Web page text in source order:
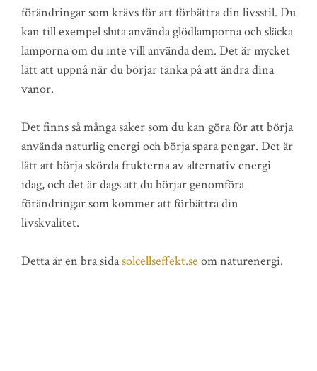
förändringar som krävs för att förbättra din livsstil. Du
kan till exempel sluta använda glödlamporna och släcka
lamporna om du inte vill använda dem. Det är mycket
lätt att uppnå när du börjar tänka på att ändra dina
vanor.
Det finns så många saker som du kan göra för att börja
använda naturlig energi och börja spara pengar. Det är
lätt att börja skörda frukterna av alternativ energi
idag, och det är dags att du börjar genomföra
förändringar som kommer att förbättra din
livskvalitet.
Detta är en bra sidasolcellseffekt.se om naturenergi.